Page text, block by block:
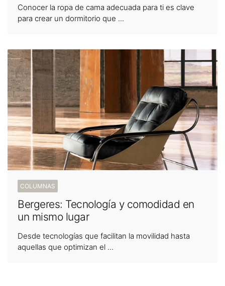
Conocer la ropa de cama adecuada para ti es clave
para crear un dormitorio que ...
COLUMNAS
Bergeres: Tecnología y comodidad en
un mismo lugar
Desde tecnologías que facilitan la movilidad hasta
aquellas que optimizan el ...